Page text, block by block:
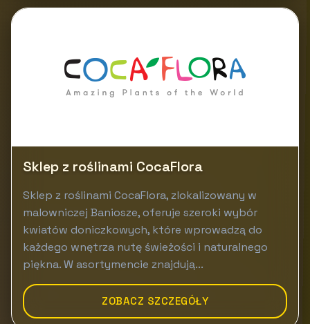
Sklep z roślinami CocaFlora
Sklep z roślinami CocaFlora, zlokalizowany w
malowniczej Baniosze, oferuje szeroki wybór
kwiatów doniczkowych, które wprowadzą do
każdego wnętrza nutę świeżości i naturalnego
piękna. W asortymencie znajdują...
ZOBACZ SZCZEGÓŁY